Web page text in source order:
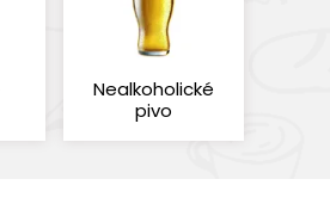
Nealkoholické
pivo